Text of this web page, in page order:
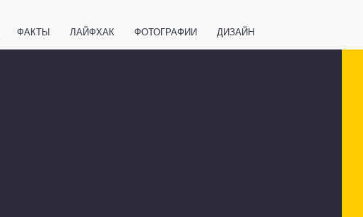
ФАКТЫ ЛАЙФХАК ФОТОГРАФИИ ДИЗАЙН